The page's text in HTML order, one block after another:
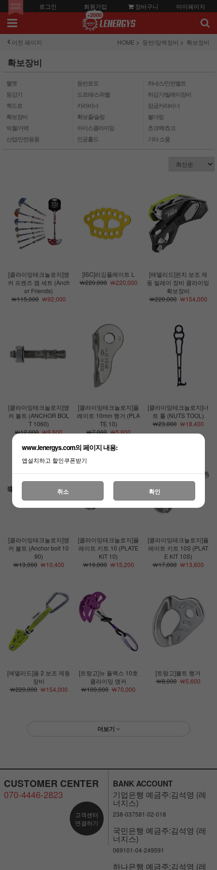
로그인 회원가입
+2000
장바구니 마이페이지
이전 페이지 HOME 등반/암벽장비 확보장비
확보장비
헬멧 등반로프
하네스/안전벨트
등강기
도르래/스위벨
하강기/빌레이장비
퀵드로
카라비너
잠금카라비너
확보장비
확보줄/슬링
볼더링
빅월/거벽
아이스클라이밍
쵸크백/쵸크
산업/안전용품
인공홀드 기타 소품
[클라이밍테크놀로지]앵
커 프렌즈 캠 세트 (Anch
or Friends)
￦115,000￦92,000
[ISC]리깅플레이트 L
￦220,000￦220,000
[에델리드]핀치 보조 제
동 빌레이 장비 클라이밍
확보장비
￦220,000￦154,000
[클라이밍테크놀로지]앵
커 볼트 (ANCHOR BOL
T 1060)
￦12,000￦9,600
[클라이밍테크놀로지]플
레이트 10mm 행거 (PLA
TE 10)
￦7,000￦5,600
[클라이밍테크놀로지]너
트 툴 (NUTS TOOL)
￦23,000￦18,400
[클라이밍테크놀로지]앵
커 볼트 (Anchor bolt 10
90)
￦13,000￦10,400
[클라이밍테크놀로지]플
레이트 키트 10 (PLATE
KIT 10)
￦19,000￦15,200
[클라이밍테크놀로지]플
레이트 키트 10S (PLAT
E KIT 10S)
￦17,000￦13,600
[에델리드]옴 2 보조 제동
장비
￦220,000￦154,000
[트랑고]뉴 플렉스 10호
클라이밍 앵커
￦100,000 ￦70,000
[트랑고]볼트 행거
￦8,000￦5,600
더보기
CUSTOMER CENTER
070-4446-2823
고객센터
연결하기
BANK ACCOUNT
기업은행 예금주:김석영 (레
너지스)
238-037581-02-018
국민은행 예금주:김석영 (레
너지스)
069101-04-249591
하나은행 예금주:김석영 (레
www.lenergys.com의 페이지 내용:
앱설치하고 할인쿠폰받기
취소 확인